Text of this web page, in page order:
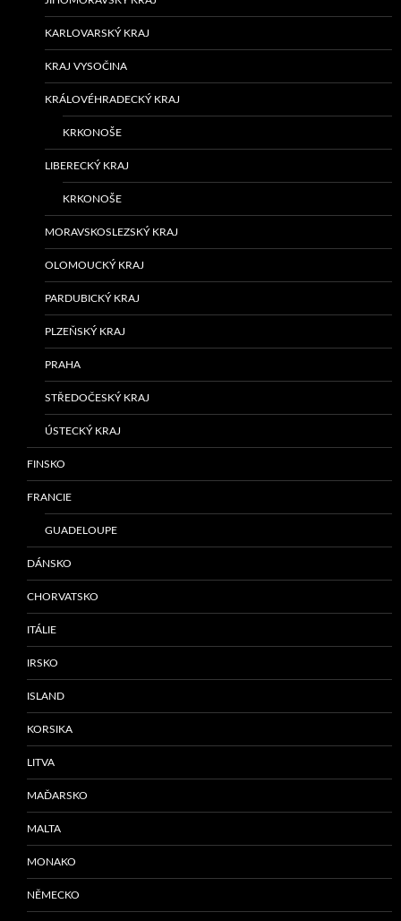
KARLOVARSKÝ KRAJ
KRAJ VYSOČINA
KRÁLOVÉHRADECKÝ KRAJ
KRKONOŠE
LIBERECKÝ KRAJ
KRKONOŠE
MORAVSKOSLEZSKÝ KRAJ
OLOMOUCKÝ KRAJ
PARDUBICKÝ KRAJ
PLZEŇSKÝ KRAJ
PRAHA
STŘEDOČESKÝ KRAJ
ÚSTECKÝ KRAJ
FINSKO
FRANCIE
GUADELOUPE
DÁNSKO
CHORVATSKO
ITÁLIE
IRSKO
ISLAND
KORSIKA
LITVA
MAĎARSKO
MALTA
MONAKO
NĚMECKO